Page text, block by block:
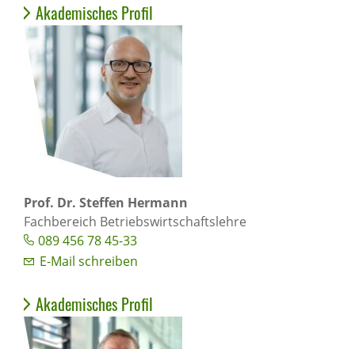
Akademisches Profil
Prof. Dr. Steffen Hermann
Fachbereich Betriebswirtschaftslehre
089 456 78 45-33
E-Mail schreiben
Akademisches Profil